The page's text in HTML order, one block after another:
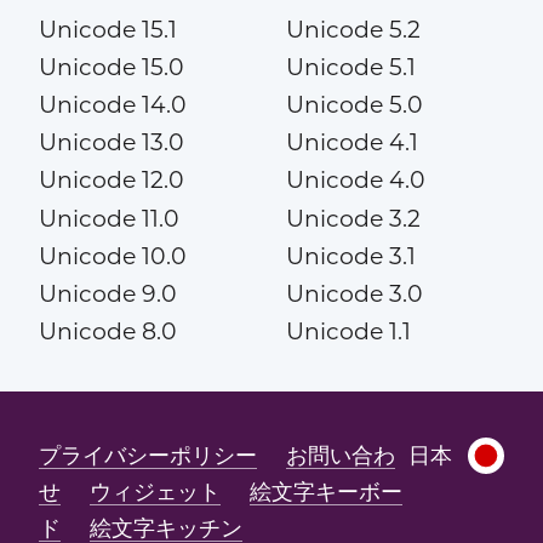
Unicode 15.1
Unicode 15.0
Unicode 14.0
Unicode 13.0
Unicode 12.0
Unicode 11.0
Unicode 10.0
Unicode 9.0
Unicode 8.0
Unicode 5.2
Unicode 5.1
Unicode 5.0
Unicode 4.1
Unicode 4.0
Unicode 3.2
Unicode 3.1
Unicode 3.0
Unicode 1.1
日本
プライバシーポリシー
お問い合わ
せ
ウィジェット
絵文字キーボー
ド
絵文字キッチン